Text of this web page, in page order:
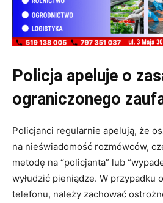
Policja apeluje o
ograniczonego
Policjanci regularnie apelują, że
na nieświadomość rozmówców,
metodę na “policjanta” lub
wyłudzić pieniądze. W przypadku
telefonu, należy zachować